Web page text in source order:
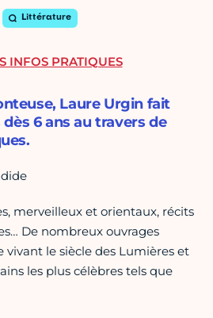
Littérature
Laure Urgin fait
6 ans au travers de
merveilleux et orientaux, récits
De nombreux ouvrages
le siècle des Lumières et
les plus célèbres tels que
INFOS PRATIQUES